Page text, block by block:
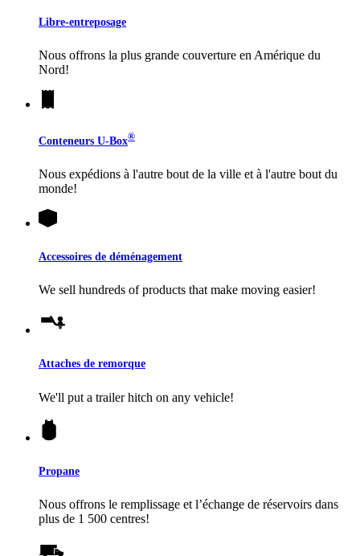
Libre-entreposage
Nous offrons la plus grande couverture en Amérique du
Nord!
Conteneurs U-Box®
Nous expédions à l'autre bout de la ville et à l'autre bout du
monde!
Accessoires de déménagement
We sell hundreds of products that make moving easier!
Attaches de remorque
We'll put a trailer hitch on any vehicle!
Propane
Nous offrons le remplissage et l’échange de réservoirs dans
plus de 1 500 centres!